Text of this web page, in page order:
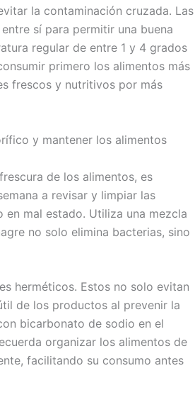
la contaminación cruzada. Las
sí para permitir una buena
regular de entre 1 y 4 grados
primero los alimentos más
frescos y nutritivos por más
y mantener los alimentos
de los alimentos, es
a revisar y limpiar las
mal estado. Utiliza una mezcla
no solo elimina bacterias, sino
herméticos. Estos no solo evitan
de los productos al prevenir la
bicarbonato de sodio en el
organizar los alimentos de
facilitando su consumo antes